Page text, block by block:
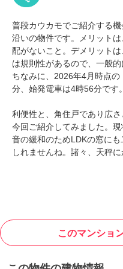
普段カウカモでご紹介する
沿いの物件です。メリット
配がないこと。デメリット
は規則性があるので、一般
ちなみに、2026年4月時点
分、始発電車は4時56分です。
利便性と、角住戸であり広
今回ご紹介してみました。現
音の緩和のためLDKの窓に
しれませんね。諸々、天秤に
このマンショ